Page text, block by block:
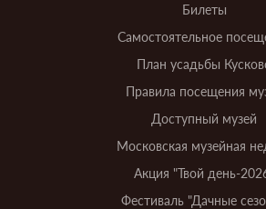
Билеты
Самостоятельное
План усадьбы
Правила посещения
Доступный музей
Московская музейная
Акция "Твой день-
Фестиваль "Дачные